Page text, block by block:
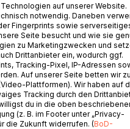
of the galaxies away? Is
waves? What is energy?
system be
and similar questions,
not only the newest
and fascinating novelties,
auf unserer Website.
notwendig. Daneben
Fingerprints sowie
Seite besucht und wie sie
zu Marketingzwecken und
Drittanbieter ein, wodurch ggf.
Tracking-Pixel, IP-Adressen
Auf unserer Seite betten wir
Plattformen). Wir haben auf
Tracking durch den
du in die oben
(z. B. im Footer unter „Privacy-
die Zukunft widerrufen. (BoD-